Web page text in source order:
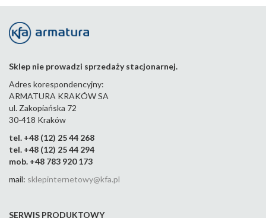
Sklep nie prowadzi sprzedaży stacjonarnej.
Adres korespondencyjny:
ARMATURA KRAKÓW SA
ul. Zakopiańska 72
30-418 Kraków
tel. +48 (12) 25 44 268
tel. +48 (12) 25 44 294
mob. +48 783 920 173
mail: sklepinternetowy@kfa.pl
SERWIS PRODUKTOWY